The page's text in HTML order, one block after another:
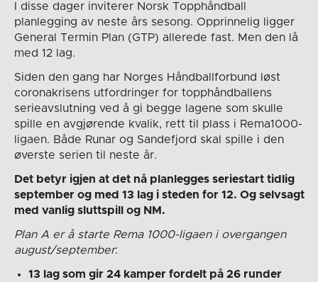
I disse dager inviterer Norsk Topphåndball
planlegging av neste års sesong. Opprinnelig ligger
General Termin Plan (GTP) allerede fast. Men den lå
med 12 lag.
Siden den gang har Norges Håndballforbund løst
coronakrisens utfordringer for topphåndballens
serieavslutning ved å gi begge lagene som skulle
spille en avgjørende kvalik, rett til plass i Rema1000-
ligaen. Både Runar og Sandefjord skal spille i den
øverste serien til neste år.
Det betyr igjen at det nå planlegges seriestart tidlig
september og med 13 lag i steden for 12. Og selvsagt
med vanlig sluttspill og NM.
Plan A er å starte Rema 1000-ligaen i overgangen
august/september:
13 lag som gir 24 kamper fordelt på 26 runder